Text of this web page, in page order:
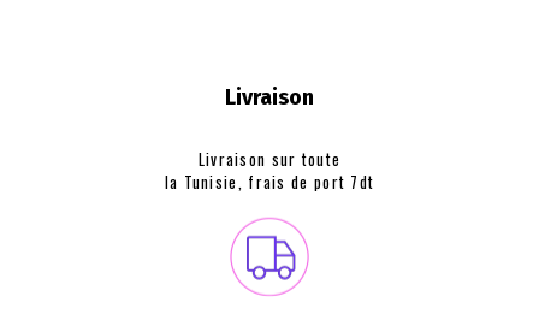
Livraison
Livraison sur toute
la Tunisie, frais de port 7dt